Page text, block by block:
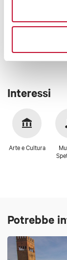
Interessi
Arte e Cultura
Potrebbe